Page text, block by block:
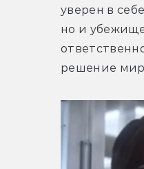
уверен в
но и
решение